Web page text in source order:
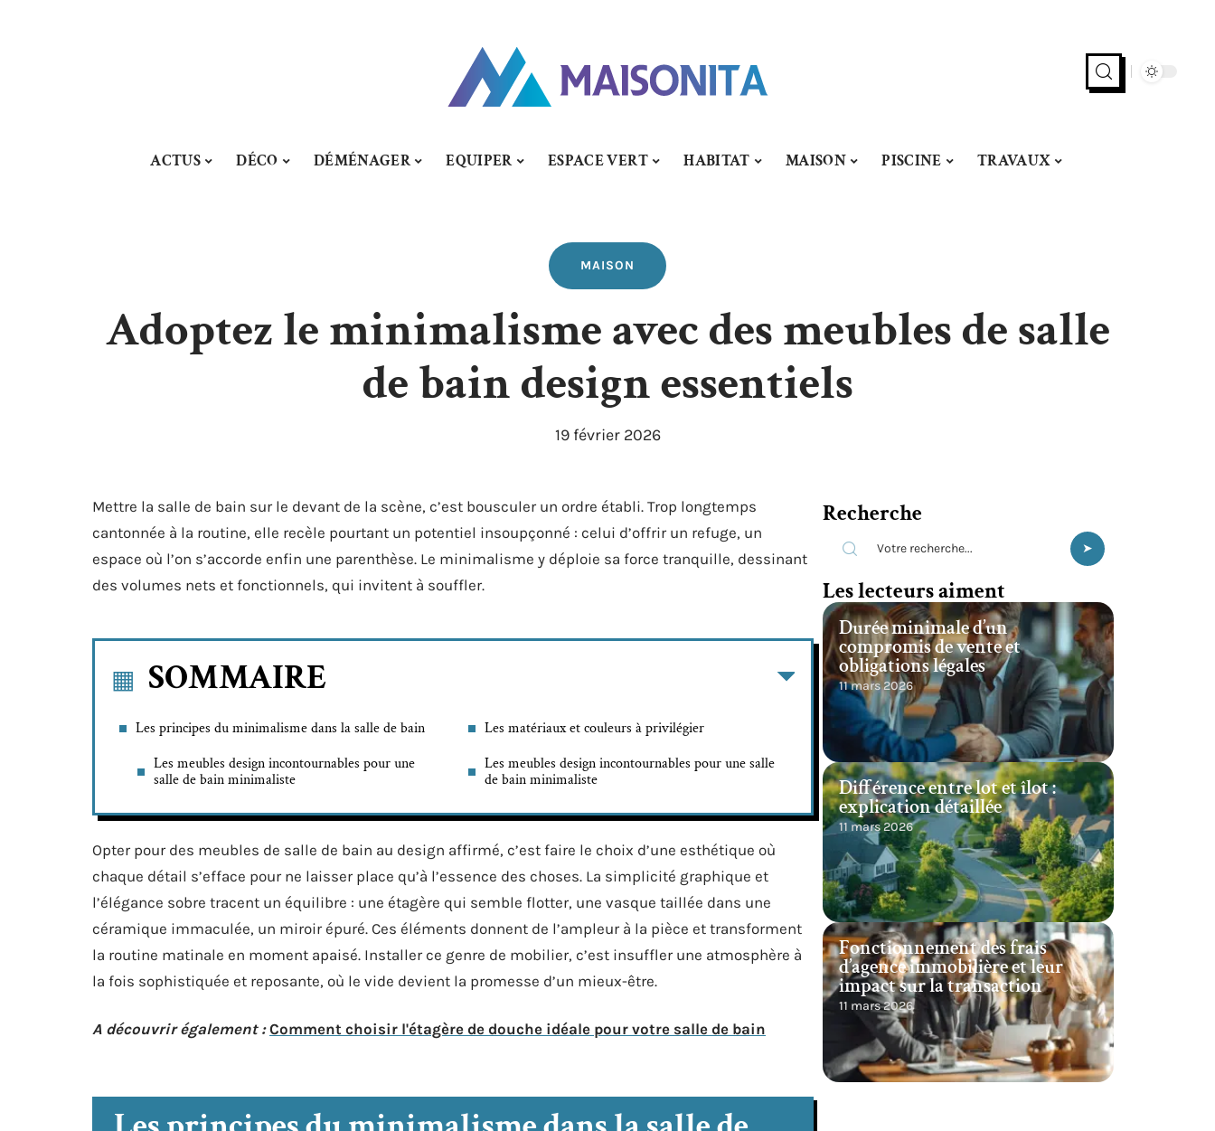
ACTUS DÉCO DÉMÉNAGER EQUIPER ESPACE VERT HABITAT MAISON PISCINE TRAVAUX
MAISON
Adoptez le minimalisme avec des meubles de salle
de bain design essentiels
19 février 2026
Mettre la salle de bain sur le devant de la scène, c’est bousculer un ordre établi. Trop longtemps
cantonnée à la routine, elle recèle pourtant un potentiel insoupçonné : celui d’offrir un refuge, un
espace où l’on s’accorde enfin une parenthèse. Le minimalisme y déploie sa force tranquille, dessinant
des volumes nets et fonctionnels, qui invitent à souffler.
SOMMAIRE
Les principes du minimalisme dans la salle de bain
Les meubles design incontournables pour une
salle de bain minimaliste
Les matériaux et couleurs à privilégier
Les meubles design incontournables pour une salle
de bain minimaliste
Opter pour des meubles de salle de bain au design affirmé, c’est faire le choix d’une esthétique où
chaque détail s’efface pour ne laisser place qu’à l’essence des choses. La simplicité graphique et
l’élégance sobre tracent un équilibre : une étagère qui semble flotter, une vasque taillée dans une
céramique immaculée, un miroir épuré. Ces éléments donnent de l’ampleur à la pièce et transforment
la routine matinale en moment apaisé. Installer ce genre de mobilier, c’est insuffler une atmosphère à
la fois sophistiquée et reposante, où le vide devient la promesse d’un mieux-être.
A découvrir également : Comment choisir l'étagère de douche idéale pour votre salle de bain
Recherche
Les lecteurs aiment
Durée minimale d’un
compromis de vente et
obligations légales
11 mars 2026
Différence entre lot et îlot :
explication détaillée
11 mars 2026
Fonctionnement des frais
d’agence immobilière et leur
impact sur la transaction
11 mars 2026